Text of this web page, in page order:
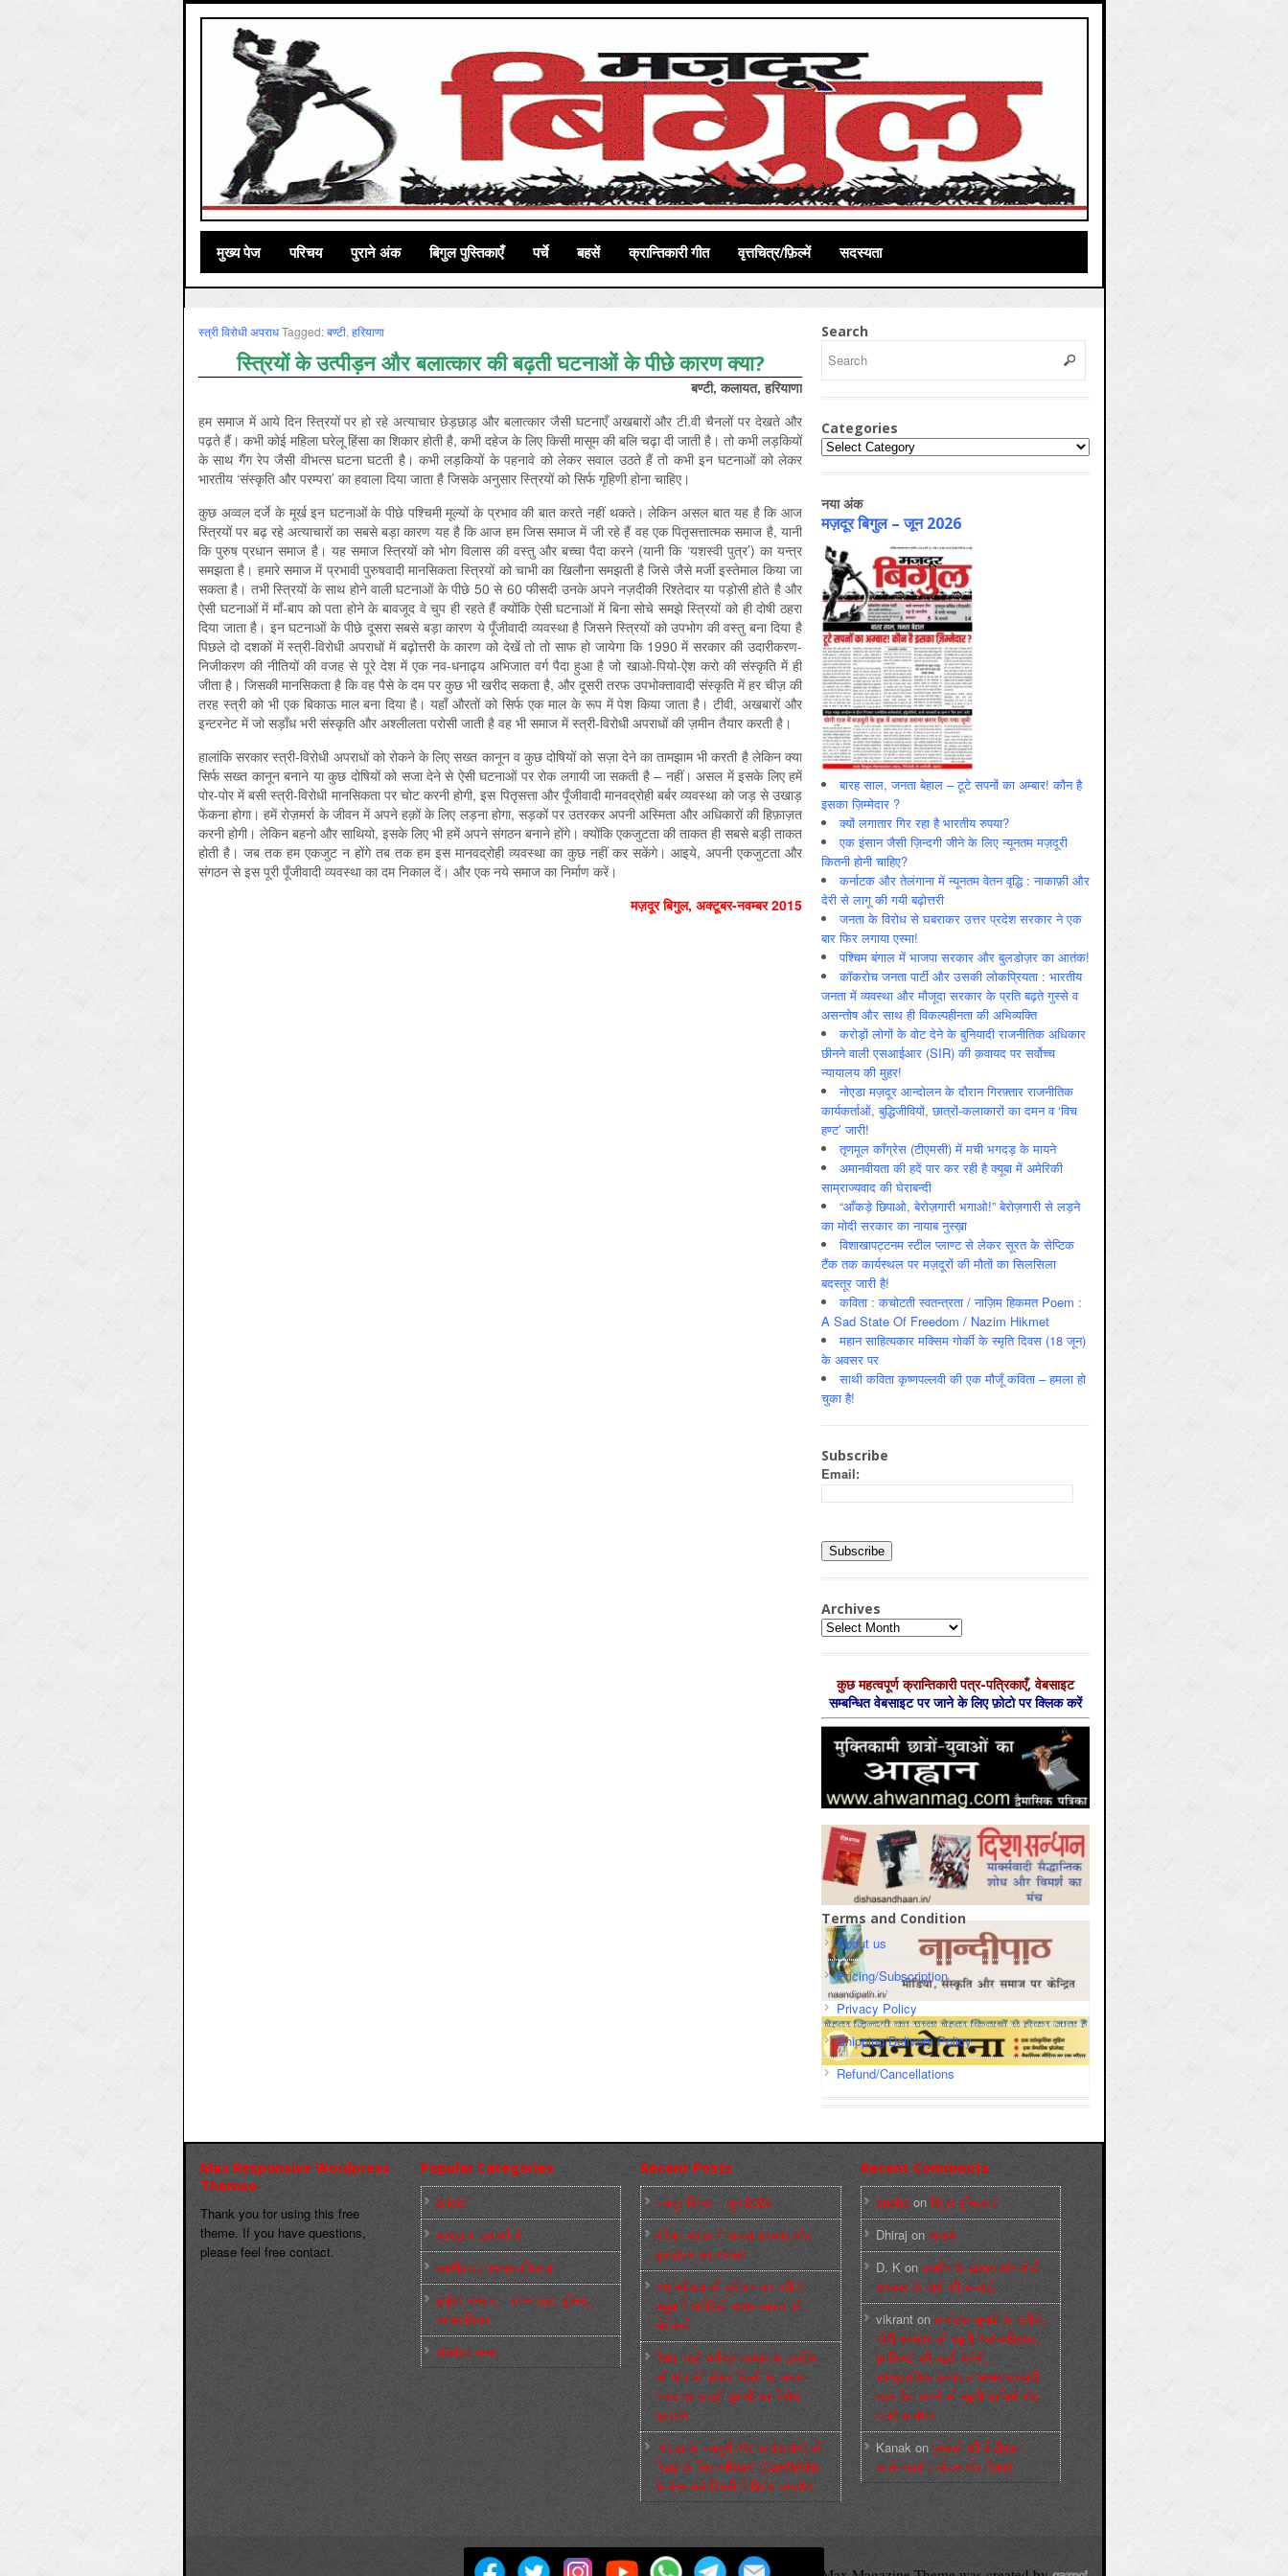
मुख्‍य पेज परिचय पुराने अंक बिगुल पुस्तिकाएँ पर्चे बहसें क्रान्तिकारी गीत वृत्तचित्र/फ़िल्में सदस्यता
स्‍त्री विरोधी अपराधTagged:बण्‍टी, हरियाणा
स्त्रियों के उत्पीड़न और बलात्कार की बढ़ती घटनाओं के पीछे कारण क्या?
बण्टी, कलायत, हरियाणा
हम समाज में आये दिन स्त्रियों पर हो रहे अत्याचार छेड़छाड़ और बलात्कार जैसी घटनाएँ अखबारों और टी.वी चैनलों पर देखते और
पढ़ते हैं। कभी कोई महिला घरेलू हिंसा का शिकार होती है, कभी दहेज के लिए किसी मासूम की बलि चढ़ा दी जाती है। तो कभी लड़कियों
के साथ गैंग रेप जैसी वीभत्स घटना घटती है। कभी लड़कियों के पहनावे को लेकर सवाल उठते हैं तो कभी इन घटनाओं को लेकर
भारतीय ‘संस्कृति और परम्परा’ का हवाला दिया जाता है जिसके अनुसार स्त्रियों को सिर्फ गृहिणी होना चाहिए।
कुछ अव्वल दर्जे के मूर्ख इन घटनाओं के पीछे पश्चिमी मूल्यों के प्रभाव की बात करते नहीं थकते। लेकिन असल बात यह है कि आज
स्त्रियों पर बढ़ रहे अत्याचारों का सबसे बड़ा कारण यह है कि आज हम जिस समाज में जी रहे हैं वह एक पितृसत्तात्मक समाज है, यानी
कि पुरुष प्रधान समाज है। यह समाज स्त्रियों को भोग विलास की वस्तु और बच्चा पैदा करने (यानी कि ‘यशस्वी पुत्र’) का यन्त्र
समझता है। हमारे समाज में प्रभावी पुरुषवादी मानसिकता स्त्रियों को चाभी का खिलौना समझती है जिसे जैसे मर्जी इस्तेमाल किया जा
सकता है। तभी स्त्रियों के साथ होने वाली घटनाओं के पीछे 50 से 60 फीसदी उनके अपने नज़दीकी रिश्तेदार या पड़ोसी होते है और
ऐसी घटनाओं में माँ-बाप को पता होने के बावजूद वे चुप ही रहते हैं क्योंकि ऐसी घटनाओं में बिना सोचे समझे स्त्रियों को ही दोषी ठहरा
दिया जाता है। इन घटनाओं के पीछे दूसरा सबसे बड़ा कारण ये पूँजीवादी व्यवस्था है जिसने स्त्रियों को उपभोग की वस्तु बना दिया है
पिछले दो दशकों में स्त्री-विरोधी अपराधों में बढ़ोत्तरी के कारण को देखें तो तो साफ हो जायेगा कि 1990 में सरकार की उदारीकरण-
निजीकरण की नीतियों की वजह से पूरे देश में एक नव-धनाढ्य अभिजात वर्ग पैदा हुआ है जो खाओ-पियो-ऐश करो की संस्कृति में ही
जीता है। जिसकी मानसिकता है कि वह पैसे के दम पर कुछ भी खरीद सकता है, और दूसरी तरफ उपभोक्तावादी संस्कृति में हर चीज़ की
तरह स्‍त्री को भी एक बिकाऊ माल बना दिया है। यहाँ औरतों को सिर्फ एक माल के रूप में पेश किया जाता है। टीवी, अखबारों और
इन्टरनेट में जो सड़ाँध भरी संस्कृति और अश्लीलता परोसी जाती है वह भी समाज में स्त्री-विरोधी अपराधों की ज़मीन तैयार करती है।
हालांकि सरकार स्त्री-विरोधी अपराधों को रोकने के लिए सख्त कानून व कुछ दोषियों को सज़ा देने का तामझाम भी करती है लेकिन क्या
सिर्फ सख्त कानून बनाने या कुछ दोषियों को सजा देने से ऐसी घटनाओं पर रोक लगायी जा सकती है – नहीं। असल में इसके लिए हमें
पोर-पोर में बसी स्त्री-विरोधी मानसिकता पर चोट करनी होगी, इस पितृसत्ता और पूँजीवादी मानवद्रोही बर्बर व्यवस्था को जड़ से उखाड़
फेंकना होगा। हमें रोज़मर्रा के जीवन में अपने हक़ों के लिए लड़ना होगा, सड़कों पर उतरकर अपनी अस्मिता और अधिकारों की हिफ़ाज़त
करनी होगी। लेकिन बहनो और साथियो, इसके लिए भी हमें अपने संगठन बनाने होंगे। क्योंकि एकजुटता की ताकत ही सबसे बड़ी ताकत
होती है। जब तक हम एकजुट न होंगे तब तक हम इस मानवद्रोही व्यवस्था का कुछ नहीं कर सकेंगे। आइये, अपनी एकजुटता और
संगठन से इस पूरी पूँजीवादी व्यवस्था का दम निकाल दें। और एक नये समाज का निर्माण करें।
मज़दूर बिगुल, अक्‍टूबर-नवम्‍बर2015
Search
Categories
Categories
नया अंक
मज़दूर बिगुल – जून 2026
बारह साल, जनता बेहाल – टूटे सपनों का अम्बार! कौन है
इसका ज़िम्मेदार ?
क्यों लगातार गिर रहा है भारतीय रुपया?
एक इंसान जैसी ज़िन्दगी जीने के लिए न्यूनतम मज़दूरी
कितनी होनी चाहिए?
कर्नाटक और तेलंगाना में न्यूनतम वेतन वृद्धि : नाकाफ़ी और
देरी से लागू की गयी बढ़ोत्तरी
जनता के विरोध से घबराकर उत्तर प्रदेश सरकार ने एक
बार फिर लगाया एस्मा!
पश्चिम बंगाल में भाजपा सरकार और बुलडोज़र का आतंक!
कॉकरोच जनता पार्टी और उसकी लोकप्रियता : भारतीय
जनता में व्‍यवस्‍था और मौजूदा सरकार के प्रति बढ़ते गुस्‍से व
असन्‍तोष और साथ ही विकल्‍पहीनता की अभिव्‍यक्ति
करोड़ों लोगों के वोट देने के बुनियादी राजनीतिक अधिकार
छीनने वाली एसआईआर (SIR) की क़वायद पर सर्वोच्च
न्यायालय की मुहर!
नोएडा मज़दूर आन्दोलन के दौरान गिरफ़्तार राजनीतिक
कार्यकर्ताओं, बुद्धिजीवियों, छात्रों-कलाकारों का दमन व ‘विच
हण्ट’ जारी!
तृणमूल काँग्रेस (टीएमसी) में मची भगदड़ के मायने
अमानवीयता की हदें पार कर रही है क्यूबा में अमेरिकी
साम्राज्यवाद की घेराबन्दी
“आँकड़े छिपाओ, बेरोज़गारी भगाओ!” बेरोज़गारी से लड़ने
का मोदी सरकार का नायाब नुस्ख़ा
विशाखापट्टनम स्टील प्लाण्ट से लेकर सूरत के सेप्टिक
टैंक तक कार्यस्थल पर मज़दूरों की मौतों का सिलसिला
बदस्तूर जारी है!
कविता : कचोटती स्वतन्त्रता / नाज़िम हिकमत Poem :
A Sad State Of Freedom / Nazim Hikmet
महान साहित्यकार मक्सिम गोर्की के स्मृति दिवस (18 जून)
के अवसर पर
साथी कविता कृष्णपल्लवी की एक मौजूँ कविता – हमला हो
चुका है!
Subscribe
Email:
Archives
Archives
कुछ महत्‍वपूर्ण क्रान्तिकारी पत्र-पत्रिकाएँ, वेबसाइट
सम्‍बन्धित वेबसाइट पर जाने के लिए फ़ोटो पर क्लिक करें
Terms and Condition
About us
Pricing/Subscription
Privacy Policy
Shipping/Delivery Policy
Refund/Cancellations
Max Responsive Wordpress
Themse
Thank you for using this free
theme. If you have questions,
please feel free contact.
Popular Categories
Slider
कारख़ाना इलाक़ों से
फ़ासीवाद / साम्‍प्रदायिकता
बुर्जुआ जनवाद – दमन तंत्र, पुलिस,
न्‍यायपालिका
संघर्षरत जनता
Recent Posts
मज़दूर बिगुल – जून 2026
पश्चिम बंगाल में भाजपा सरकार और
बुलडोज़र का आतंक!
अमानवीयता की हदें पार कर रही है
क्यूबा में अमेरिकी साम्राज्यवाद की
घेराबन्दी
शिक्षा मंत्री धर्मेन्द्र प्रधान के इस्तीफ़े
की माँग को लेकर दिल्ली के जन्तर-
मन्तर पर छात्रों-युवाओं का विरोध
प्रदर्शन
‘नोएडा के मज़दूरों और कार्यकर्ताओं की
रिहाई के लिए अभियान’ (CaRWAN)
के बैनर तले दिल्ली में विरोध प्रदर्शन
Recent Comments
snehaonबिगुल पुस्तिकाएँ
Dhirajon सम्पर्क
D. Konकश्मीर के हालात और मोदी
सरकार के दावों की सच्चाई
vikrantonकर्नाटक चुनावों के नतीजे,
मोदी सरकार की बढ़ती अलोकप्रियता,
फ़ासिस्टों की बढ़ती बेचैनी,
साम्प्रदायिक उन्माद व अन्धराष्ट्रवादी
लहर पैदा करने की बढ़ती साज़िशें और
हमारे कार्यभार
Kanakonपुस्‍तकों की पीडीएफ :
कार्ल मार्क्‍स : जीवन और शिक्षाएं
मज़दूर बिगुल Powered by
WordPress